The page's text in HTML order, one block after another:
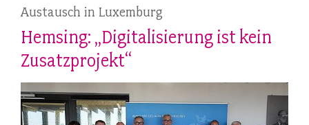
Austausch in Luxemburg
Hemsing: „Digitalisierung ist kein
Zusatzprojekt“